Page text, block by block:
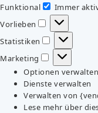
Funktional
Funktional
Immer
Vorlieben
Vorlieben
Statistiken
Statistiken
Marketing
Marketing
Optionen verwalten
Dienste verwalten
Verwalten von
Lese mehr über